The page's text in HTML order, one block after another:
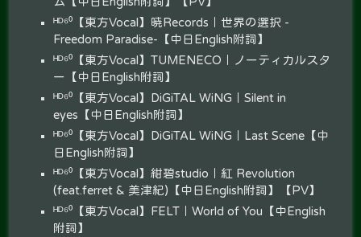
ᴴᴰ⁶⁰【東方Vocal】暁Records｜世界の選択 -
Freedom Paradise-【中日English附詞】
ᴴᴰ⁶⁰【東方Vocal】TUMENECO｜ノーティカルスタ
ー【中日English附詞】
ᴴᴰ⁶⁰【東方Vocal】DiGiTAL WiNG｜Silent in
eyes【中日English附詞】
ᴴᴰ⁶⁰【東方Vocal】DiGiTAL WiNG｜Last Scene【中
日English附詞】
ᴴᴰ⁶⁰【東方Vocal】紺碧studio｜紅 Revolution
(feat.ferret & 美津紀)【中日English附詞】【PV】
ᴴᴰ⁶⁰【東方Vocal】FELT｜World of You【中English
附詞】